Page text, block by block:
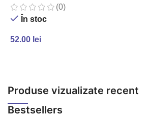
(0)
În stoc
52.00 lei
Produse vizualizate recent
Bestsellers